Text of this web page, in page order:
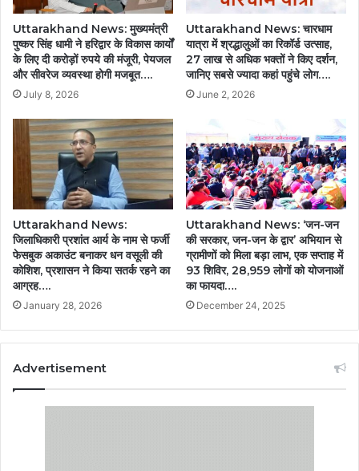
Uttarakhand News: मुख्यमंत्री
पुष्कर सिंह धामी ने हरिद्वार के विकास कार्यों
के लिए दी करोड़ों रुपये की मंजूरी, पेयजल
और सीवरेज व्यवस्था होगी मजबूत….
July 8, 2026
Uttarakhand News: चारधाम
यात्रा में श्रद्धालुओं का रिकॉर्ड उत्साह,
27 लाख से अधिक भक्तों ने किए दर्शन,
जानिए सबसे ज्यादा कहां पहुंचे लोग….
June 2, 2026
Uttarakhand News:
जिलाधिकारी प्रशांत आर्य के नाम से फर्जी
फेसबुक अकाउंट बनाकर धन वसूली की
कोशिश, प्रशासन ने किया सतर्क रहने का
आग्रह….
January 28, 2026
Uttarakhand News: ‘जन-जन
की सरकार, जन-जन के द्वार’ अभियान से
ग्रामीणों को मिला बड़ा लाभ, एक सप्ताह में
93 शिविर, 28,959 लोगों को योजनाओं
का फायदा….
December 24, 2025
Advertisement